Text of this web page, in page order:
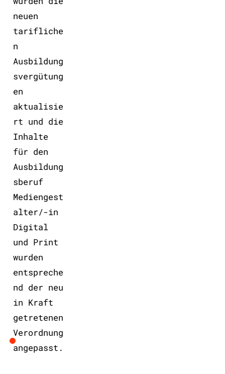
neuen
tarifliche
n
Ausbildung
svergütung
en
aktualisie
rt und die
Inhalte
für den
Ausbildung
sberuf
Mediengest
alter/-in
Digital
und Print
wurden
entspreche
nd der neu
in Kraft
getretenen
Verordnung
angepasst.